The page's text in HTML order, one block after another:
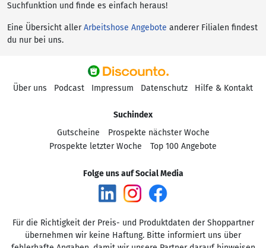
Suchfunktion und finde es einfach heraus!
Eine Übersicht allerArbeitshose Angebote anderer Filialen findest
du nur bei uns.
Über uns Podcast Impressum Datenschutz Hilfe & Kontakt
Suchindex
Gutscheine
Prospekte nächster Woche
Prospekte letzter Woche
Top 100 Angebote
Folge uns auf Social Media
Für die Richtigkeit der Preis- und Produktdaten der Shoppartner
übernehmen wir keine Haftung. Bitte informiert uns über